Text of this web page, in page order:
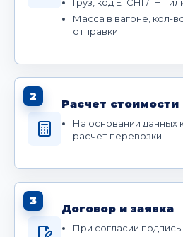
Масса в вагоне, кол-
отправки
2
Расчет стоимости
На основании данных
расчет перевозки
3
Договор и заявка
При согласии